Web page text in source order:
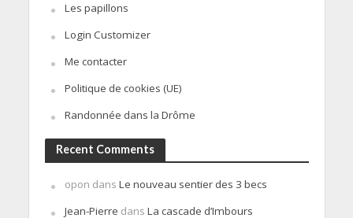
Les papillons
Login Customizer
Me contacter
Politique de cookies (UE)
Randonnée dans la Drôme
Recent Comments
opon dans Le nouveau sentier des 3 becs
Jean-Pierre dans La cascade d’Imbours